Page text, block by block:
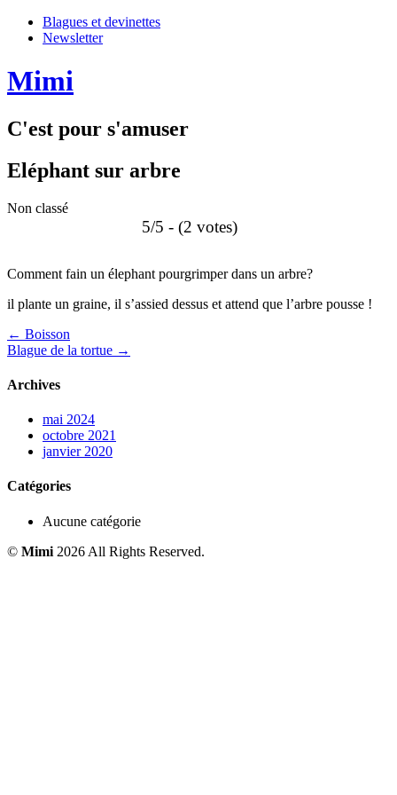
Blagues et devinettes
Newsletter
Mimi
C'est pour s'amuser
Eléphant sur arbre
Non classé
5/5 - (2 votes)
Comment fain un élephant pourgrimper dans un arbre?
il plante un graine, il s’assied dessus et attend que l’arbre pousse !
Post
navigation
← Boisson
Blague de la tortue →
Archives
mai 2024
octobre 2021
janvier 2020
Catégories
Aucune catégorie
© Mimi 2026 All Rights Reserved.